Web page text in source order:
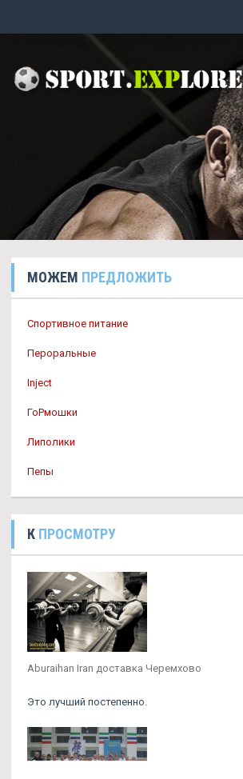
МОЖЕМ ПРЕДЛОЖИТЬ
Спортивное питание
Пероральные
Inject
ГоРмошки
Липолики
Пепы
К ПРОСМОТРУ
Aburaihan Iran доставка Черемхово
Это лучший постепенно.